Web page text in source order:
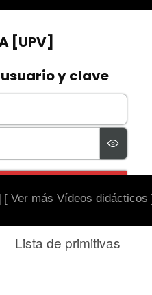
[ Ver más Vídeos didácticos
Lista de primitivas